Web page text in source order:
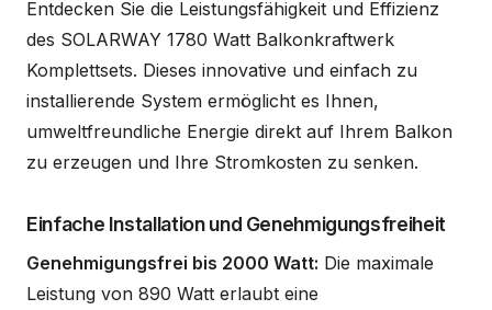
Entdecken Sie die Leistungsfähigkeit und Effizienz
des SOLARWAY 1780 Watt Balkonkraftwerk
Komplettsets. Dieses innovative und einfach zu
installierende System ermöglicht es Ihnen,
umweltfreundliche Energie direkt auf Ihrem Balkon
zu erzeugen und Ihre Stromkosten zu senken.
Einfache Installation und Genehmigungsfreiheit
Genehmigungsfrei bis 2000 Watt: Die maximale
Leistung von 890 Watt erlaubt eine